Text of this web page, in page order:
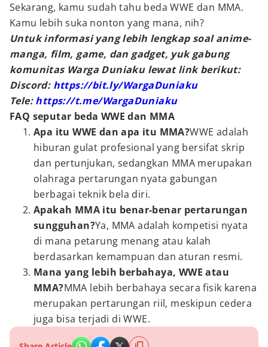
Sekarang, kamu sudah tahu beda WWE dan MMA.
Kamu lebih suka nonton yang mana, nih?
Untuk informasi yang lebih lengkap soal anime-
manga, film, game, dan gadget, yuk gabung
komunitas Warga Duniaku lewat link berikut:
Discord: https://bit.ly/WargaDuniaku
Tele:https://t.me/WargaDuniaku
FAQ seputar beda WWE dan MMA
Apa itu WWE dan apa itu MMA?WWE adalah
hiburan gulat profesional yang bersifat skrip
dan pertunjukan, sedangkan MMA merupakan
olahraga pertarungan nyata gabungan
berbagai teknik bela diri.
Apakah MMA itu benar-benar pertarungan
sungguhan?Ya, MMA adalah kompetisi nyata
di mana petarung menang atau kalah
berdasarkan kemampuan dan aturan resmi.
Mana yang lebih berbahaya, WWE atau
MMA?MMA lebih berbahaya secara fisik karena
merupakan pertarungan riil, meskipun cedera
juga bisa terjadi di WWE.